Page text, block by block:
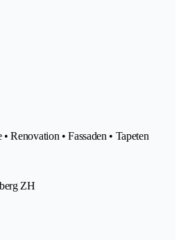
Renovation • Fassaden • Tapeten
ZH